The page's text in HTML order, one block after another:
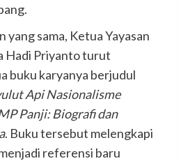
yang sama, Ketua Yayasan
Hadi Priyanto turut
buku karyanya berjudul
Api Nasionalisme
Panji: Biografi dan
. Buku tersebut melengkapi
referensi baru